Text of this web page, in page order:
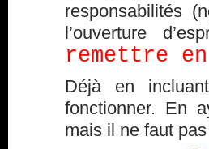
responsabilités
l’ouverture
remettre
Déjà en
fonctionner. En
mais il ne faut